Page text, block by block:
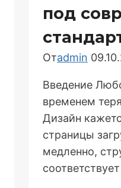
под
Отadmin
Введение
временем
Дизайн
страницы
медленно,